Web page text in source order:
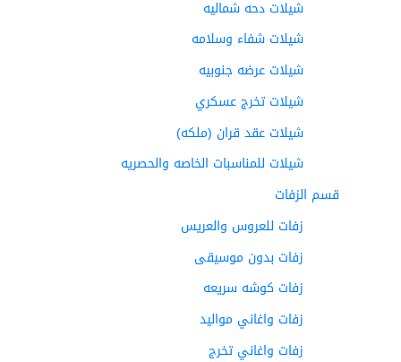
شيلات دحه شماليه
شيلات شفاء وسلامه
شيلات عرضه جنوبيه
شيلات تخرج عسكري
شيلات عقد قران (ملكه)
شيلات للمناسبات الخاصه والحصريه
قسم الزفات
زفات للعروس والعريس
زفات بدون موسيقى
زفات كوشه سريعه
زفات واغاني مواليد
زفات واغاني تخرج